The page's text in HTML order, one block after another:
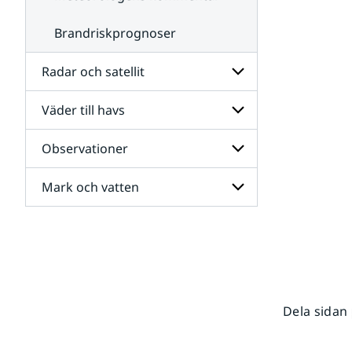
Brandriskprognoser
Radar och satellit
Undersidor
för
Radar
och
satellit
Väder till havs
Undersidor
för
Väder
till
havs
Observationer
Undersidor
för
Mark och vatten
Dela sidan